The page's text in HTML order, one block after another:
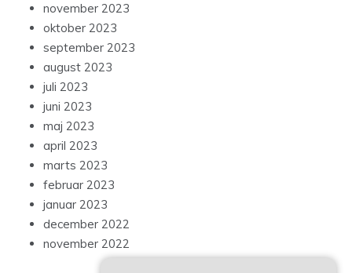
november 2023
oktober 2023
september 2023
august 2023
juli 2023
juni 2023
maj 2023
april 2023
marts 2023
februar 2023
januar 2023
december 2022
november 2022